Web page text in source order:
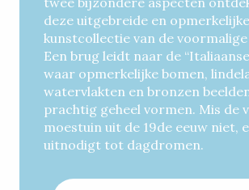
deze uitgebreide en opmerkelijke
kunstcollectie van de
Een brug leidt naar de
waar opmerkelijke bomen,
watervlakten en bronzen
prachtig geheel vormen. Mis de
moestuin uit de 19de eeuw niet,
uitnodigt tot dagdromen.